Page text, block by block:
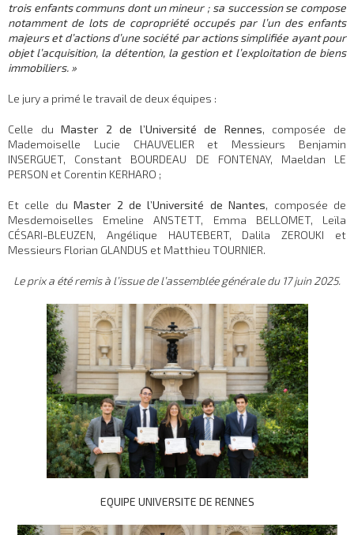
trois enfants communs dont un mineur ; sa succession se compose
notamment de lots de copropriété occupés par l’un des enfants
majeurs et d’actions d’une société par actions simplifiée ayant pour
objet l’acquisition, la détention, la gestion et l’exploitation de biens
immobiliers. »
Le jury a primé le travail de deux équipes :
Celle duMaster 2 de l’Université de Rennes, composée de
Mademoiselle Lucie CHAUVELIER et Messieurs Benjamin
INSERGUET, Constant BOURDEAU DE FONTENAY, Maeldan LE
PERSON et Corentin KERHARO ;
Et celle duMaster 2 de l’Université de Nantes, composée de
Mesdemoiselles Emeline ANSTETT, Emma BELLOMET, Leïla
CÉSARI-BLEUZEN, Angélique HAUTEBERT, Dalila ZEROUKI et
Messieurs Florian GLANDUS et Matthieu TOURNIER.
Le prix a été remis à l’issue de l’assemblée générale du 17 juin 2025.
EQUIPE UNIVERSITE DE RENNES